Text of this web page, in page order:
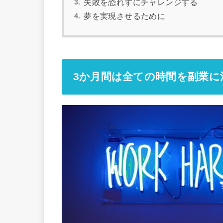
失敗を恐れずにチャレンジする
夢を実現させるために
3か月間は全ての時間を副業に